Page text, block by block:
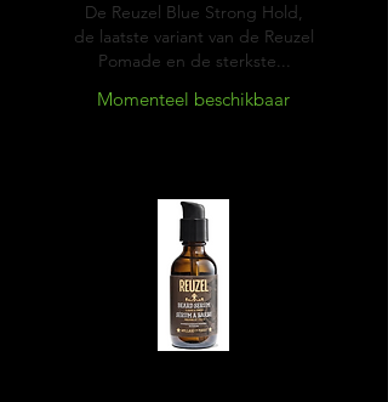
De Reuzel Blue Strong Hold,
de laatste variant van de Reuzel
Pomade en de sterkste...
Momenteel beschikbaar